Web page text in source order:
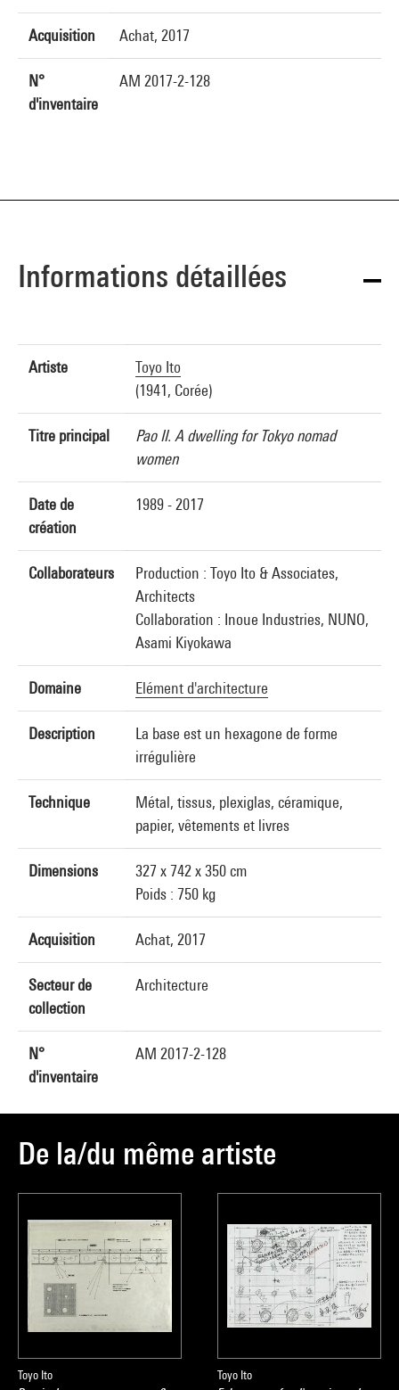
Acquisition Achat, 2017
N°
d'inventaire
AM 2017-2-128
Informations détaillées
Artiste
Toyo Ito
(1941, Corée)
Titre principal
Pao II. A dwelling for Tokyo nomad
women
Date de
création
1989 - 2017
Collaborateurs
Production : Toyo Ito & Associates,
Architects
Collaboration : Inoue Industries, NUNO,
Asami Kiyokawa
Domaine Elément d'architecture
Description
La base est un hexagone de forme
irrégulière
Technique
Métal, tissus, plexiglas, céramique,
papier, vêtements et livres
Dimensions
327 x 742 x 350 cm
Poids : 750 kg
Acquisition Achat, 2017
Secteur de
collection
Architecture
N°
d'inventaire
AM 2017-2-128
De la/du même artiste
Toyo Ito
Toyo Ito